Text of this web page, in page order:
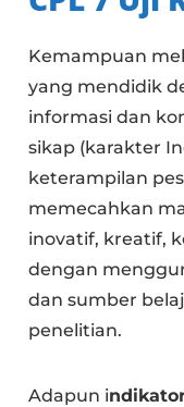
Kemampuan
yang mendidik
informasi dan
sikap (karakter
keterampilan
memecahkan
inovatif, kreatif,
dengan
dan sumber
penelitian.
Adapun i